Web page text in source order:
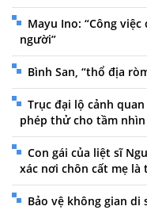
Mayu Ino: “Công
người”
Bình San, “thổ địa
Trục đại lộ cảnh
phép thử cho tầm nhìn
Con gái của liệt sĩ
xác nơi chôn cất mẹ
Bảo vệ không gian